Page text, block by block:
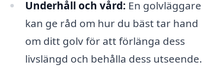
Underhåll och vård: En golvläggare
kan ge råd om hur du bäst tar hand
om ditt golv för att förlänga dess
livslängd och behålla dess utseende.